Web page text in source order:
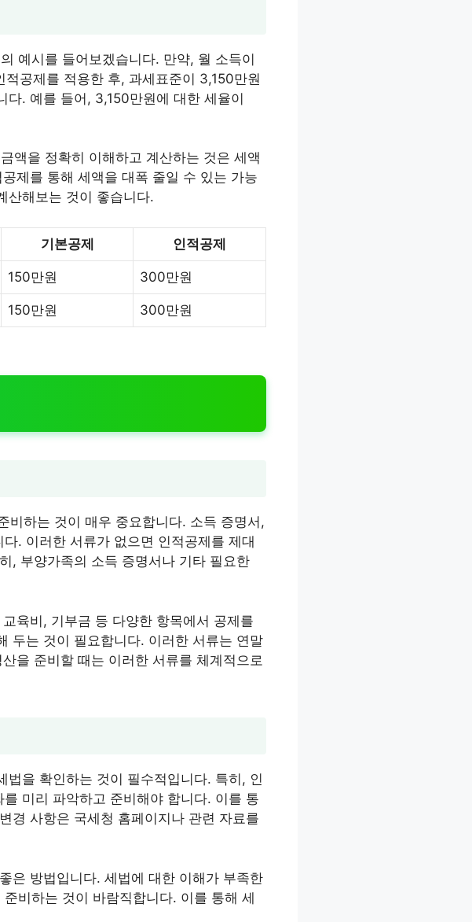
예시를 들어보겠습니다. 만약, 월 소득이
공제를 적용한 후, 과세표준이 3,150만원
다. 예를 들어, 3,150만원에 대한 세율이
액을 정확히 이해하고 계산하는 것은 세액
제를 통해 세액을 대폭 줄일 수 있는 가능
산해보는 것이 좋습니다.
기본공제 인적공제
150만원 300만원
150만원 300만원
비하는 것이 매우 중요합니다. 소득 증명서,
. 이러한 서류가 없으면 인적공제를 제대
, 부양가족의 소득 증명서나 기타 필요한
육비, 기부금 등 다양한 항목에서 공제를
두는 것이 필요합니다. 이러한 서류는 연말
을 준비할 때는 이러한 서류를 체계적으로
을 확인하는 것이 필수적입니다. 특히, 인
미리 파악하고 준비해야 합니다. 이를 통
경 사항은 국세청 홈페이지나 관련 자료를
은 방법입니다. 세법에 대한 이해가 부족한
비하는 것이 바람직합니다. 이를 통해 세